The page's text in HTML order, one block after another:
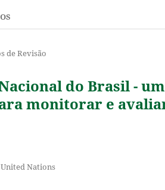
de Revisão
do Brasil -
monitorar e
Nations